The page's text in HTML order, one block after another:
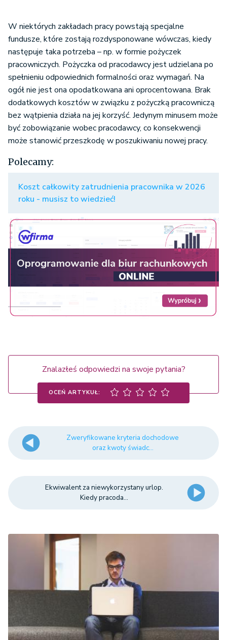
W niektórych zakładach pracy powstają specjalne
fundusze, które zostają rozdysponowane wówczas, kiedy
następuje taka potrzeba – np. w formie pożyczek
pracowniczych. Pożyczka od pracodawcy jest udzielana po
spełnieniu odpowiednich formalności oraz wymagań. Na
ogół nie jest ona opodatkowana ani oprocentowana. Brak
dodatkowych kosztów w związku z pożyczką pracowniczą
bez wątpienia działa na jej korzyść. Jedynym minusem może
być zobowiązanie wobec pracodawcy, co konsekwencji
może stanowić przeszkodę w poszukiwaniu nowej pracy.
Polecamy:
Koszt całkowity zatrudnienia pracownika w 2026
roku - musisz to wiedzieć!
Znalazłeś odpowiedzi na swoje pytania?
OCEŃ ARTYKUŁ:
Zweryfikowane kryteria dochodowe
oraz kwoty świadc...
Ekwiwalent za niewykorzystany urlop.
Kiedy pracoda...